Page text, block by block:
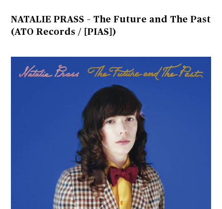
NATALIE PRASS – The Future and The Past
(ATO Records / [PIAS])